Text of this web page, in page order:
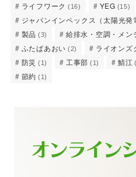
ライフワーク (16) YEG (15)
ジャパンインペックス（太陽光発
製品 (3) 給排水・空調・メン
ふたばあおい (2) ライオンズ
防災 (1) 工事部 (1) 鯖江
節約 (1)